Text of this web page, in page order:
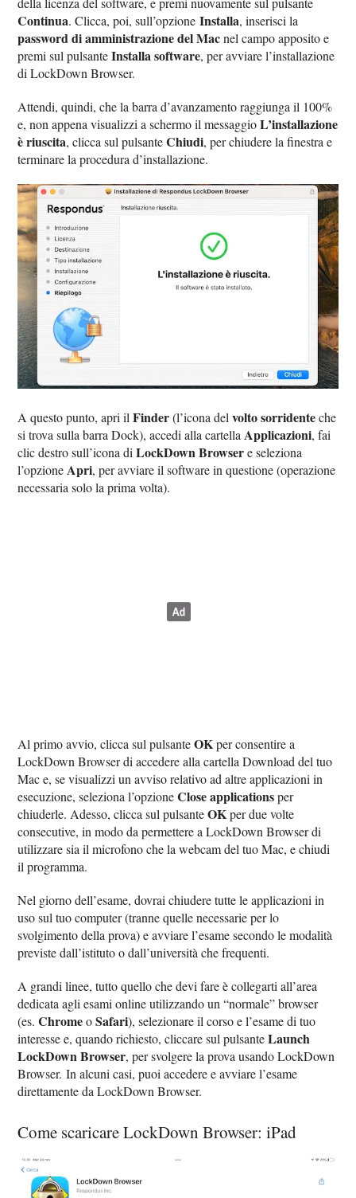
Continua. Clicca, poi, sull’opzioneInstalla, inserisci la
password di amministrazione del Macnel campo apposito e
premi sul pulsanteInstalla software, per avviare l’installazione
di LockDown Browser.
Attendi, quindi, che la barra d’avanzamento raggiunga il 100%
e, non appena visualizzi a schermo il messaggioL’installazione
è riuscita, clicca sul pulsanteChiudi, per chiudere la finestra e
terminare la procedura d’installazione.
A questo punto, apri ilFinder(l’icona delvolto sorridenteche
si trova sulla barra Dock), accedi alla cartella Applicazioni, fai
clic destro sull’icona diLockDown Browsere seleziona
l’opzione Apri, per avviare il software in questione (operazione
necessaria solo la prima volta).
Al primo avvio, clicca sul pulsanteOKper consentire a
LockDown Browser di accedere alla cartella Download del tuo
Mac e, se visualizzi un avviso relativo ad altre applicazioni in
esecuzione, seleziona l’opzioneClose applicationsper
chiuderle. Adesso, clicca sul pulsanteOKper due volte
consecutive, in modo da permettere a LockDown Browser di
utilizzare sia il microfono che la webcam del tuo Mac, e chiudi
il programma.
Nel giorno dell’esame, dovrai chiudere tutte le applicazioni in
uso sul tuo computer (tranne quelle necessarie per lo
svolgimento della prova) e avviare l’esame secondo le modalità
previste dall’istituto o dall’università che frequenti.
A grandi linee, tutto quello che devi fare è collegarti all’area
dedicata agli esami online utilizzando un “normale” browser
(es.ChromeoSafari), selezionare il corso e l’esame di tuo
interesse e, quando richiesto, cliccare sul pulsanteLaunch
LockDown Browser, per svolgere la prova usando LockDown
Browser. In alcuni casi, puoi accedere e avviare l’esame
direttamente da LockDown Browser.
Come scaricare LockDown Browser: iPad